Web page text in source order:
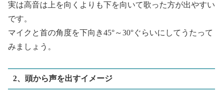
実は高音は上を向くよりも下を向いて歌った方が出やすい
です。
マイクと首の角度を下向き45°～30°ぐらいにしてうたって
みましょう。
2、頭から声を出すイメージ